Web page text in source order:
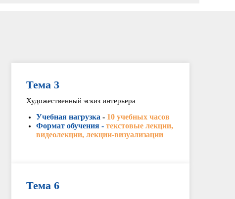
Тема 3
Художественный эскиз интерьера
Учебная нагрузка - 10 учебных часов
Формат обучения - текстовые лекции,
видеолекции, лекции-визуализации
Тема 6